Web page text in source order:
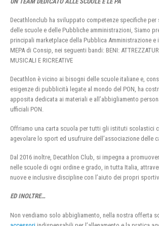
Decathlonclub ha sviluppato competenze specifiche per
delle scuole e delle Pubbliche amministrazioni, Siamo
principali marketplace della Pubblica Amministrazione e
MEPA di Consip, nei seguenti bandi: BENI:
MUSICALI E RICREATIVE
Decathlon è vicino ai bisogni delle scuole italiane e,
esigenze di pubblicità legate al mondo del PON, ha
apposita dedicata ai materiali e all’abbigliamento
ufficiali PON.
Offriamo una carta scuola per tutti gli istituti scolastici
agevolare lo sport ed usufruire dell’associazione delle
Dal 2016 inoltre, Decathlon Club, si impegna a
nelle scuole di ogni ordine e grado, in tutta Italia,
nuove e inclusive discipline con l’aiuto dei propri
ED INOLTRE…
Non vendiamo solo abbigliamento, nella nostra offerta